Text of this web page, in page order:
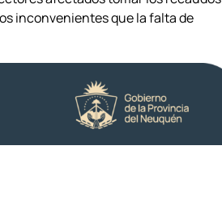
inconvenientes que la falta de